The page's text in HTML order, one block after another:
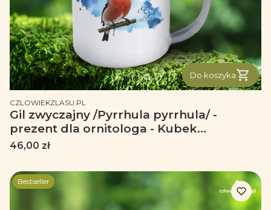
Do koszyka
PRODUCENT
CZLOWIEKZLASU.PL
Gil zwyczajny /Pyrrhula pyrrhula/ -
prezent dla ornitologa - Kubek
emaliowany
Cena
46,00 zł
Bestseller